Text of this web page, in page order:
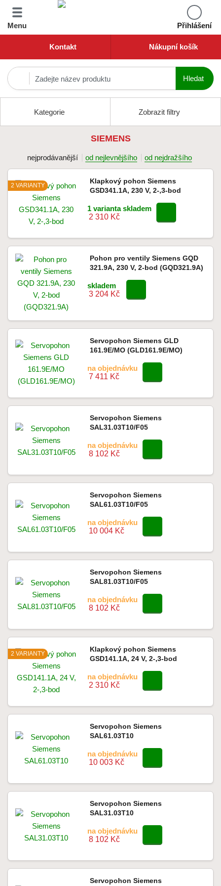
Menu Přihlášení
Kontakt Nákupní košík
Kategorie Zobrazit filtry
SIEMENS
nejprodávanější od nejlevnějšího od nejdražšího
Klapkový pohon Siemens
GSD341.1A, 230 V, 2-,3-bod
1 varianta skladem
2 310 Kč
2 VARIANTY
Pohon pro ventily Siemens GQD
321.9A, 230 V, 2-bod (GQD321.9A)
skladem
3 204 Kč
Servopohon Siemens GLD
161.9E/MO (GLD161.9E/MO)
na objednávku
7 411 Kč
Servopohon Siemens
SAL31.03T10/F05
na objednávku
8 102 Kč
Servopohon Siemens
SAL61.03T10/F05
na objednávku
10 004 Kč
Servopohon Siemens
SAL81.03T10/F05
na objednávku
8 102 Kč
Klapkový pohon Siemens
GSD141.1A, 24 V, 2-,3-bod
na objednávku
2 310 Kč
2 VARIANTY
Servopohon Siemens
SAL61.03T10
na objednávku
10 003 Kč
Servopohon Siemens
SAL31.03T10
na objednávku
8 102 Kč
Servopohon Siemens